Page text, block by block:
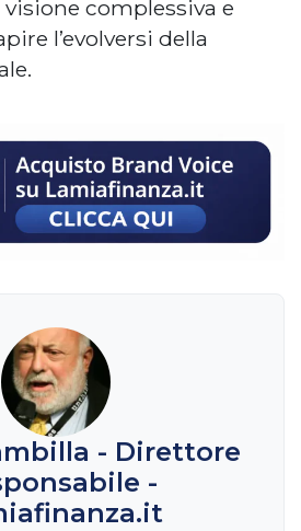
complessiva e
l’evolversi della
- Direttore
-